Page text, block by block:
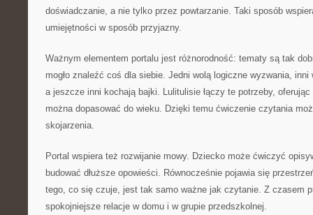
doświadczanie, a nie tylko przez powtarzanie. Taki sposób
umiejętności w sposób przyjazny.
Ważnym elementem portalu jest różnorodność: tematy są tak
mogło znaleźć coś dla siebie. Jedni wolą logiczne wyzwania,
a jeszcze inni kochają bajki. Lulitulisie łączy te potrzeby,
można dopasować do wieku. Dzięki temu ćwiczenie czytania
skojarzenia.
Portal wspiera też rozwijanie mowy. Dziecko może ćwiczyć
budować dłuższe opowieści. Równocześnie pojawia się
tego, co się czuje, jest tak samo ważne jak czytanie. Z czasem
spokojniejsze relacje w domu i w grupie przedszkolnej.